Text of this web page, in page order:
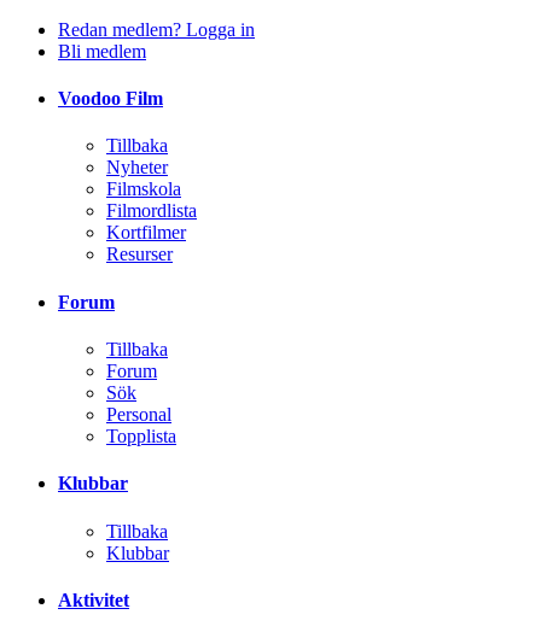
Redan medlem? Logga in
Bli medlem
Voodoo Film
Tillbaka
Nyheter
Filmskola
Filmordlista
Kortfilmer
Resurser
Forum
Tillbaka
Forum
Sök
Personal
Topplista
Klubbar
Tillbaka
Klubbar
Aktivitet